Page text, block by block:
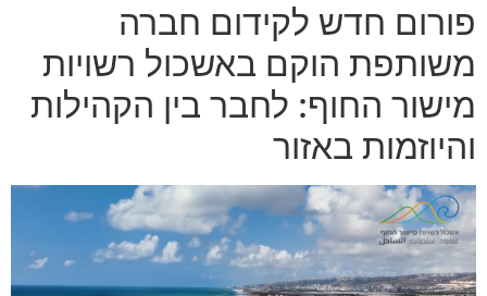
פורום חדש לקידום חברה
משותפת הוקם באשכול רשויות
מישור החוף: לחבר בין הקהילות
והיוזמות באזור